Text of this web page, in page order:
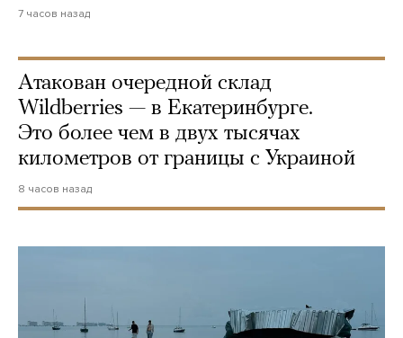
7 часов назад
Атакован очередной склад
Wildberries — в Екатеринбурге.
Это более чем в двух тысячах
километров от границы с Украиной
8 часов назад